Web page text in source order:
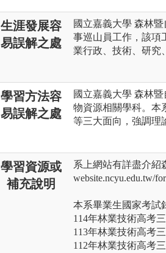
生涯發展容
易誤解之處
國立嘉義大學 森林
事巡山員工作，該項
業行政、技術、研究
學習方法容
易誤解之處
國立嘉義大學 森林
物資源相關學科。本
等三大面向，強調理
學習資源或
補充說明
系上網站有詳盡介紹
website.ncyu.edu.tw/
本系畢業生國家考試
114年林業技術高考
113年林業技術高考
112年林業技術高考